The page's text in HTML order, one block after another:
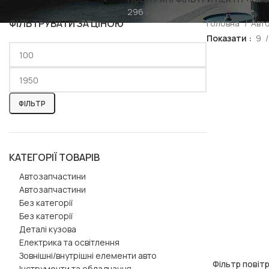
296
ФІЛЬТРУВАТИ ЗА ЦІНОЮ
ФІЛЬТР
КАТЕГОРІЇ ТОВАРІВ
Автозапчастини
Автозапчастини
Без категорії
Без категорії
Деталі кузова
Електрика та освітлення
Зовнішні/внутрішні елементи авто
Головна
Показати
9
ДОДАТИ В
Фільтр